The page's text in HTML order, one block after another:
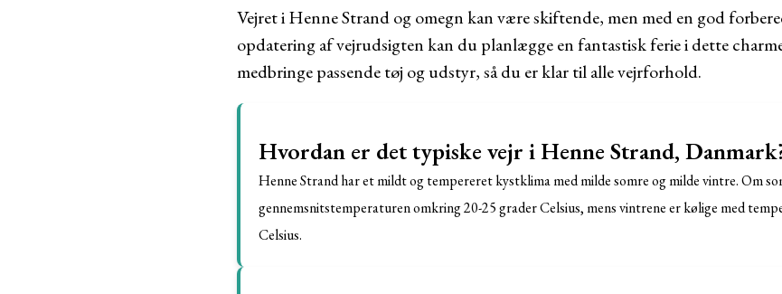
Vejret i Henne Strand og omegn kan være skiftende, men med en god
opdatering af vejrudsigten kan du planlægge en fantastisk ferie i dette
medbringe passende tøj og udstyr, så du er klar til alle vejrforhold.
Hvordan er det typiske vejr i Henne Strand,
Henne Strand har et mildt og tempereret kystklima med milde somre og milde vintre. Om
gennemsnitstemperaturen omkring 20-25 grader Celsius, mens vintrene er kølige med
Celsius.